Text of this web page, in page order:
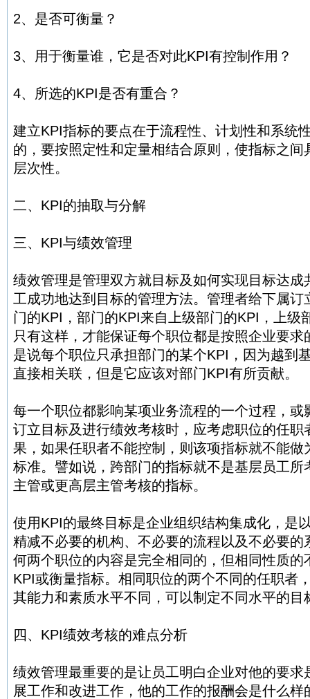
2、是否可衡量？
3、用于衡量谁，它是否对此KPI有控制作用？
4、所选的KPI是否有重合？
建立KPI指标的要点在于流程性、计划性和系统
的，要按照定性和定量相结合原则，使指标之
层次性。
二、KPI的抽取与分解
三、KPI与绩效管理
绩效管理是管理双方就目标及如何实现目标达成
工成功地达到目标的管理方法。管理者给下属订
门的KPI，部门的KPI来自上级部门的KPI，上级
只有这样，才能保证每个职位都是按照企业要
是说每个职位只承担部门的某个KPI，因为越到
直接相关联，但是它应该对部门KPI有所贡献。
每一个职位都影响某项业务流程的一个过程，或
订立目标及进行绩效考核时，应考虑职位的任职
果，如果任职者不能控制，则该项指标就不能
标准。譬如说，跨部门的指标就不是基层员工所
主管或更高层主管考核的指标。
使用KPI的最终目标是企业组织结构集成化，是
精减不必要的机构、不必要的流程以及不必要的
何两个职位的内容是完全相同的，但相同性质的
KPI或衡量指标。相同职位的两个不同的任职者
其能力和素质水平不同，可以制定不同水平的目
四、KPI绩效考核的难点分析
绩效管理最重要的是让员工明白企业对他的要求
展工作和改进工作，他的工作的报酬会是什么